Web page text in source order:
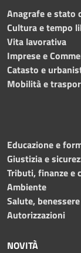
Anagrafe e stato
Cultura e tempo
Vita lavorativa
Imprese e
Catasto e
Mobilità e
Educazione e
Giustizia e
Tributi, finanze e
Ambiente
Salute,
Autorizzazioni
NOVITÀ